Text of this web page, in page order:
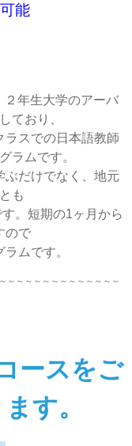
能
２年生大学のアーバ
ており、
ラスでの日本語教師
ラムです。
ぶだけでなく、地元
も
。短期の1ヶ月から
ので
ムです。
～～～～～～～～～～～～～
ースをご
す。